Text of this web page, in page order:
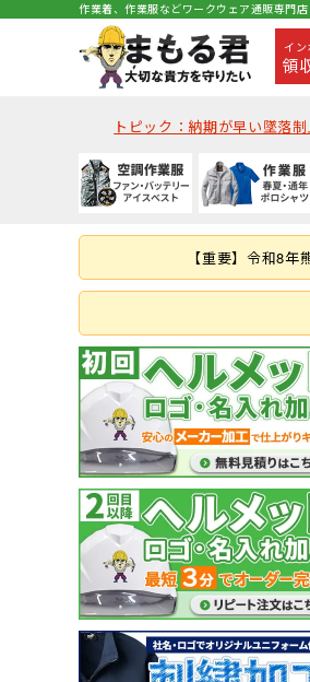
作業着、作業服などワークウェア通販専門
イ
領
トピック：納期が早い墜落
種類から探す
ファン・バッテリー等
アイスベスト・水冷服
秋冬・通年作業服
春夏作業服
ポロシャツ・Tシャツ等
夏用インナー
通年・防寒インナー
小物
種類から探す
ヘルメット関連商品
特徴・機能
種類から探す
特徴・機能
種類から探す
特徴・用途から探す
墜落静止用器具
安全保護具
軍手
手袋
特徴・用途から探す
コックコート・エプロン等
食品衛生白衣
メーカー・おすすめ業種か
ら探す
【重要】令和8